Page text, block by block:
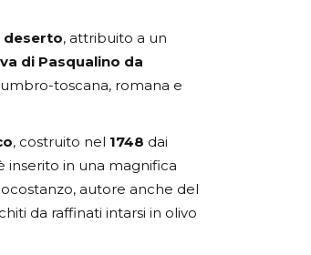
deserto, attribuito a un
di Pasqualino da
toscana, romana e
, costruito nel 1748 dai
inserito in una magnifica
autore anche del
da raffinati intarsi in olivo